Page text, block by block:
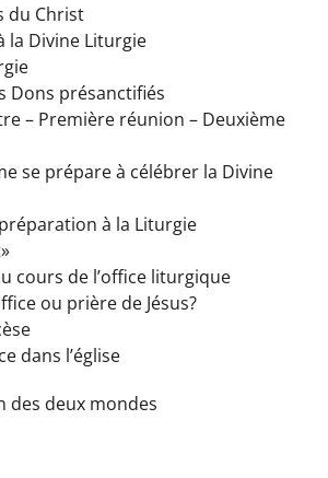
du Christ
la Divine Liturgie
Dons présanctifiés
– Première réunion – Deuxième
se prépare à célébrer la Divine
à la Liturgie
cours de l’office liturgique
ou prière de Jésus?
dans l’église
des deux mondes